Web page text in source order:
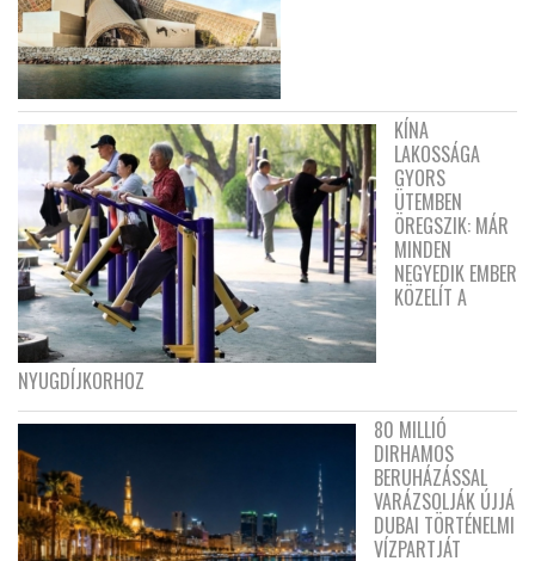
KÍNA
LAKOSSÁGA
GYORS
ÜTEMBEN
ÖREGSZIK: MÁR
MINDEN
NEGYEDIK EMBER
KÖZELÍT A
NYUGDÍJKORHOZ
80 MILLIÓ
DIRHAMOS
BERUHÁZÁSSAL
VARÁZSOLJÁK ÚJJÁ
DUBAI TÖRTÉNELMI
VÍZPARTJÁT